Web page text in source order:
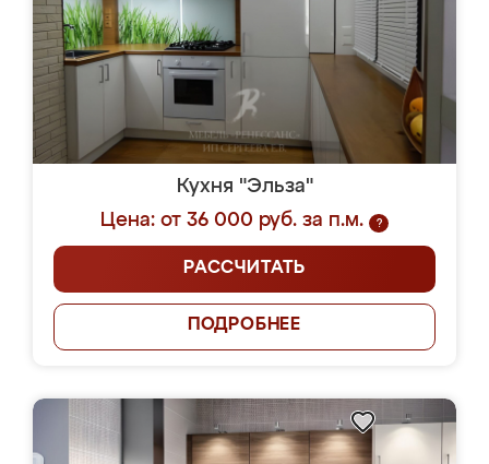
Кухня "Эльза"
Цена: от 36 000 руб. за п.м.
?
РАССЧИТАТЬ
ПОДРОБНЕЕ